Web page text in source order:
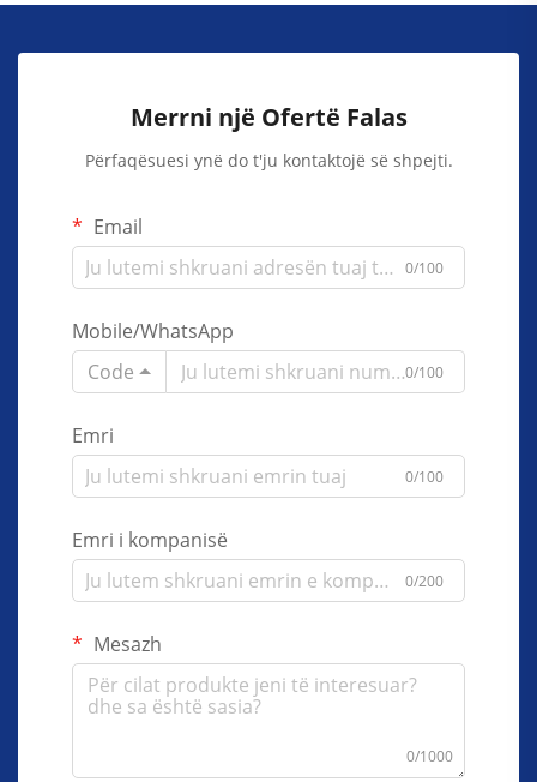
Merrni një Ofertë Falas
Përfaqësuesi ynë do t'ju kontaktojë së shpejti.
Email
0/100
Mobile/WhatsApp
Code
0/100
Emri
0/100
Emri i kompanisë
0/200
Mesazh
0/1000